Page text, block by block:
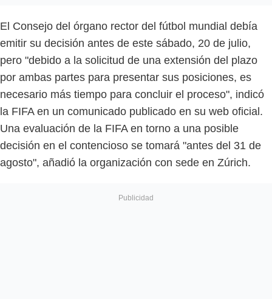
El Consejo del órgano rector del fútbol mundial debía
emitir su decisión antes de este sábado, 20 de julio,
pero "debido a la solicitud de una extensión del plazo
por ambas partes para presentar sus posiciones, es
necesario más tiempo para concluir el proceso", indicó
la FIFA en un comunicado publicado en su web oficial.
Una evaluación de la FIFA en torno a una posible
decisión en el contencioso se tomará "antes del 31 de
agosto", añadió la organización con sede en Zúrich.